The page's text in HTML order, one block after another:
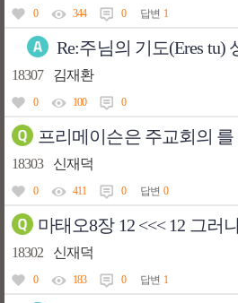
0 344 0 답변 1
Re:주님의 기도(Eres tu) 성가로
18307 김재환
0 100 0
프리메이슨은 주교회의 를 비웃고 있습니다. ( 성
18303 신재덕
0 411 0 답변 0
마태오8장 12 <<< 12 그러나 하느님 나라의 상속자들은 바깥 어둠 속으로 쫓겨나,
18302 신재덕
0 183 0 답변 1